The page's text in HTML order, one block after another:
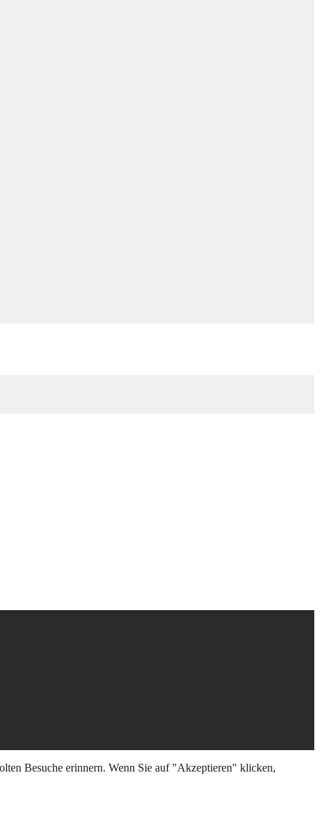
Besuche erinnern. Wenn Sie auf "Akzeptieren" klicken,